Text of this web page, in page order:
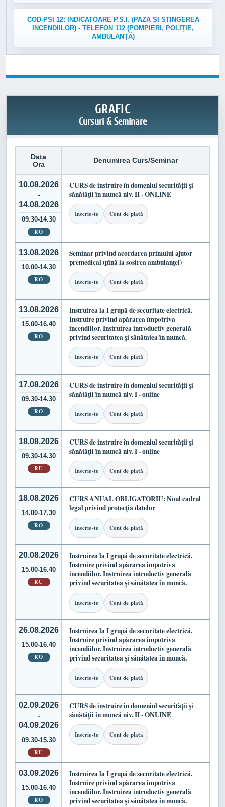
COD-PSI 12: INDICATOARE P.S.I. (PAZA ȘI STINGEREA
INCENDIILOR) - TELEFON 112 (POMPIERI, POLIȚIE,
AMBULANȚĂ)
GRAFIC
Cursuri & Seminare
Data
Ora
Denumirea Curs/Seminar
10.08.2026
-
14.08.2026
09.30-14.30
RO
CURS de instruire în domeniul securității și
sănătății în muncă niv. II - ONLINE
Inscrie-te Cont de plată
13.08.2026
10.00-14.30
RO
Seminar privind acordarea primului ajutor
premedical (pînă la sosirea ambulanței)
Inscrie-te Cont de plată
13.08.2026
15.00-16.40
RO
Instruirea la I grupă de securitate electrică.
Instruire privind apărarea împotriva
incendiilor. Instruirea introductiv generală
privind securitatea și sănătatea în muncă.
Inscrie-te Cont de plată
17.08.2026
09.30-14.30
RO
CURS de instruire în domeniul securității și
sănătății în muncă niv. I - online
Inscrie-te Cont de plată
18.08.2026
09.30-14.30
RU
CURS de instruire în domeniul securității și
sănătății în muncă niv. I - online
Inscrie-te Cont de plată
18.08.2026
14.00-17.30
RO
CURS ANUAL OBLIGATORIU: Noul cadrul
legal privind protecția datelor
Inscrie-te Cont de plată
20.08.2026
15.00-16.40
RU
Instruirea la I grupă de securitate electrică.
Instruire privind apărarea împotriva
incendiilor. Instruirea introductiv generală
privind securitatea și sănătatea în muncă.
Inscrie-te Cont de plată
26.08.2026
15.00-16.40
RO
Instruirea la I grupă de securitate electrică.
Instruire privind apărarea împotriva
incendiilor. Instruirea introductiv generală
privind securitatea și sănătatea în muncă.
Inscrie-te Cont de plată
02.09.2026
-
04.09.2026
09.30-15.30
RU
CURS de instruire în domeniul securității și
sănătății în muncă niv. II - ONLINE
Inscrie-te Cont de plată
03.09.2026
15.00-16.40
RO
Instruirea la I grupă de securitate electrică.
Instruire privind apărarea împotriva
incendiilor. Instruirea introductiv generală
privind securitatea și sănătatea în muncă.